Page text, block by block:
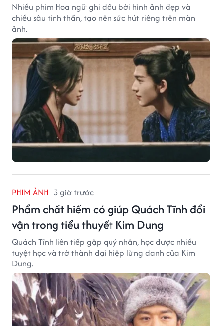
Nhiều phim Hoa ngữ ghi dấu bởi hình ảnh đẹp và
chiều sâu tinh thần, tạo nên sức hút riêng trên màn
ảnh.
PHIM ẢNH 3 giờ trước
Phẩm chất hiếm có giúp Quách Tĩnh đổi
vận trong tiểu thuyết Kim Dung
Quách Tĩnh liên tiếp gặp quý nhân, học được nhiều
tuyệt học và trở thành đại hiệp lừng danh của Kim
Dung.